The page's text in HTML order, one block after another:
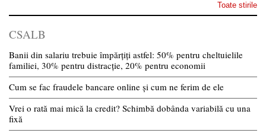
Toate stirile
CSALB
Banii din salariu trebuie împărțiți astfel: 50% pentru cheltuielile
familiei, 30% pentru distracție, 20% pentru economii
Cum se fac fraudele bancare online și cum ne ferim de ele
Vrei o rată mai mică la credit? Schimbă dobânda variabilă cu una
fixă